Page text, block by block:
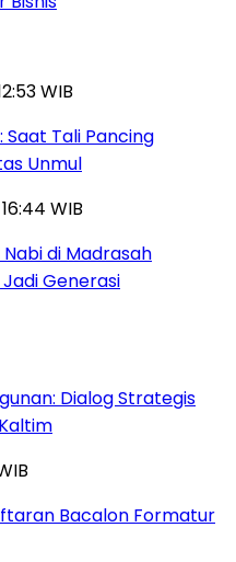
WIB
Saat Tali Pancing
Unmul
WIB
di Madrasah
Generasi
Dialog Strategis
Bacalon Formatur